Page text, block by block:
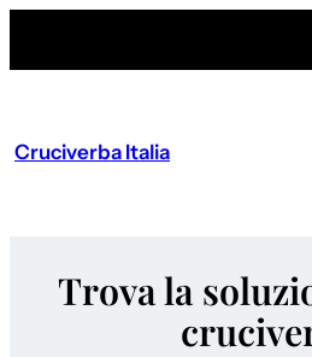
Cruciverba Italia
Trova la